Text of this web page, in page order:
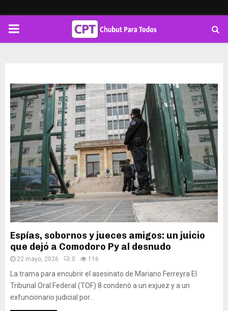
PRIMARY
Espías, sobornos y jueces amigos: un juicio
que dejó a Comodoro Py al desnudo
22 mayo, 2026 0 116
La trama para encubrir el asesinato de Mariano Ferreyra El
Tribunal Oral Federal (TOF) 8 condenó a un exjuez y a un
exfuncionario judicial por...